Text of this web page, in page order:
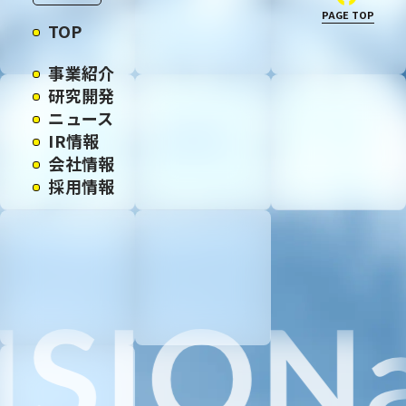
TOP
事業紹介
研究開発
ニュース
IR情報
会社情報
採用情報
PAGE TOP